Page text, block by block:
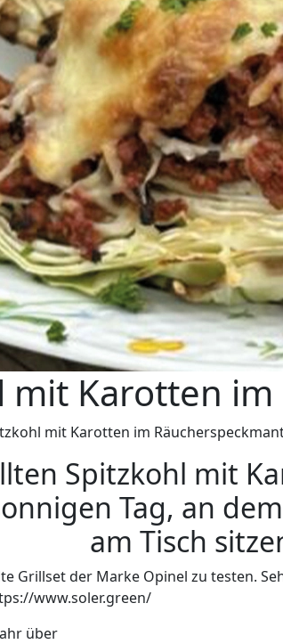
Karotten
mit Karotten im
Spitzkohl mit
Tag, an
am Tisch
Grillset der Marke Opinel zu testen.
www.soler.green/
über